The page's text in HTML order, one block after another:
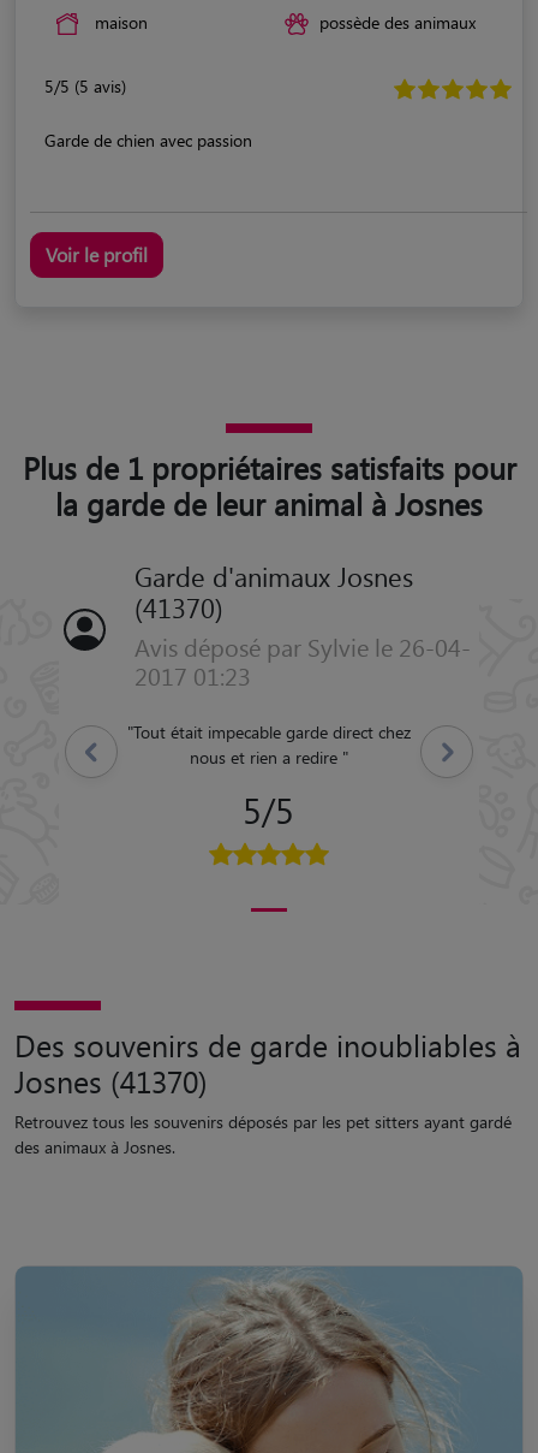
maison possède des animaux
5/5 (5 avis)
Garde de chien avec passion
Voir le profil
Plus de 1 propriétaires satisfaits pour
la garde de leur animal à Josnes
Garde d'animaux Josnes
(41370)
Avis déposé par Sylvie le 26-04-
2017 01:23
"Tout était impecable garde direct chez
nous et rien a redire "
5/5
Précédent Suivant
Des souvenirs de garde inoubliables à
Josnes (41370)
Retrouvez tous les souvenirs déposés par les pet sitters ayant gardé
des animaux à Josnes.